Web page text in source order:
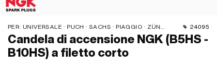
PER: UNIVERSALE · PUCH · SACHS · PIAGGIO · ZÜNDAPP BELMONDO · TOMOS · CIAO BICICLETTA · ALPA CHOPPER / TURBO · CILO · DKW · FANTIC · GARELLI · HONDA · ERCOLE · OIL / OMC · KREIDLER · MALAGUTI · MBK / MOTOBÉCANE · MIELE · --- SI PREGA DI UTILIZZARE --- · MONARK · PEUGEOT · VITTORIA · YAMAHA · ZÜNDAPP · FRANCO MORINI 24095
Candela di accensione NGK (B5HS -
B10HS) a filetto corto